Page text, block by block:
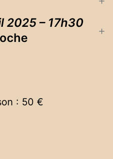
2025 – 17h30
: 50 €